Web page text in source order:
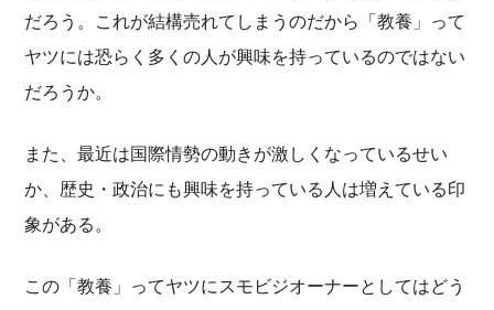
だろう。これが結構売れてしまうのだから「教養」って
ヤツには恐らく多くの人が興味を持っているのではない
だろうか。
また、最近は国際情勢の動きが激しくなっているせい
か、歴史・政治にも興味を持っている人は増えている印
象がある。
この「教養」ってヤツにスモビジオーナーとしてはどう